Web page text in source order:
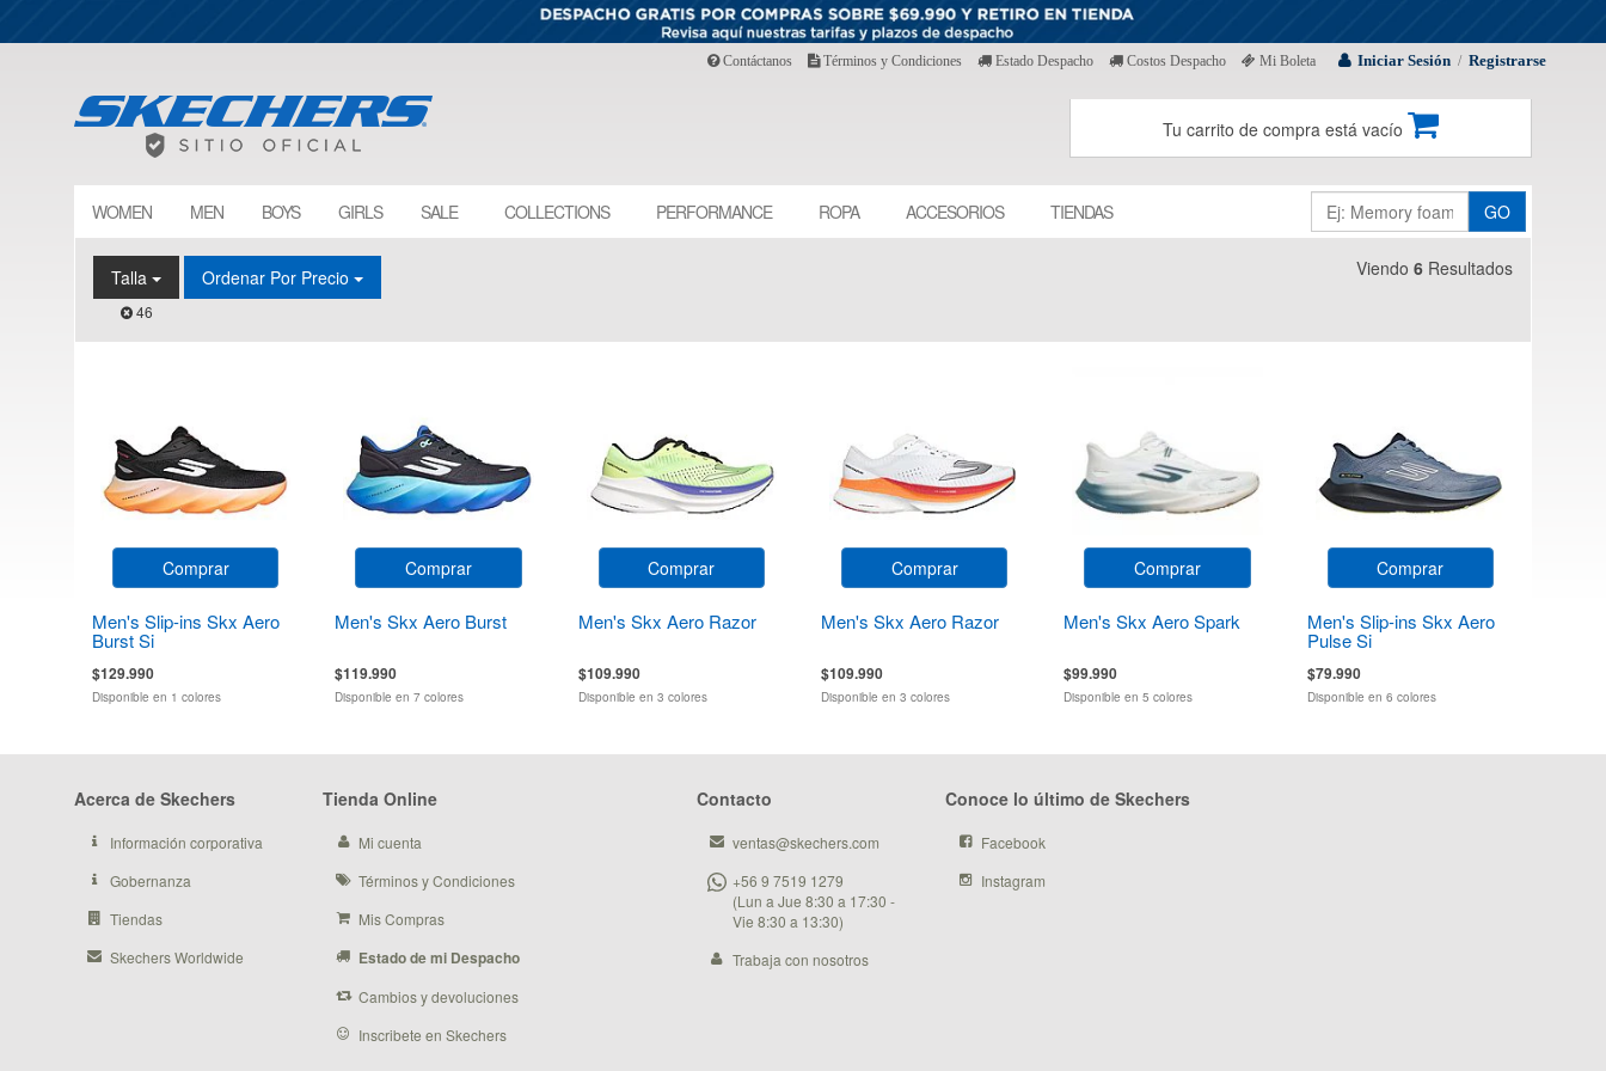
Iniciar Sesión / Registrarse
Contáctanos Términos y Condiciones Estado Despacho Costos Despacho Mi Boleta
Tu carrito de compra está vacío
WOMEN MEN BOYS GIRLS SALE COLLECTIONS PERFORMANCE ROPA ACCESORIOS TIENDAS GO
Talla
46
Ordenar Por Precio Viendo 6 Resultados
Comprar
Men's Slip-ins Skx Aero
Burst Si
$129.990
Disponible en 1 colores
Comprar
Men's Skx Aero Burst
$119.990
Disponible en 7 colores
Comprar
Men's Skx Aero Razor
$109.990
Disponible en 3 colores
Comprar
Men's Skx Aero Razor
$109.990
Disponible en 3 colores
Comprar
Men's Skx Aero Spark
$99.990
Disponible en 5 colores
Comprar
Men's Slip-ins Skx Aero
Pulse Si
$79.990
Disponible en 6 colores
Acerca de Skechers
Información corporativa
Gobernanza
Tiendas
Skechers Worldwide
Tienda Online
Mi cuenta
Términos y Condiciones
Mis Compras
Estado de mi Despacho
Cambios y devoluciones
Inscribete en Skechers
Contacto
ventas@skechers.com
+56 9 7519 1279
(Lun a Jue 8:30 a 17:30 -
Vie 8:30 a 13:30)
Trabaja con nosotros
Conoce lo último de Skechers
Facebook
Instagram